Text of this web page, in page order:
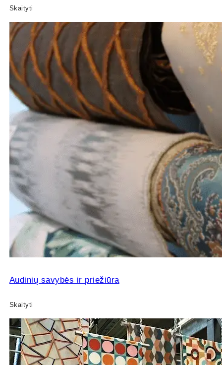
Skaityti
Audinių savybės ir priežiūra
Skaityti